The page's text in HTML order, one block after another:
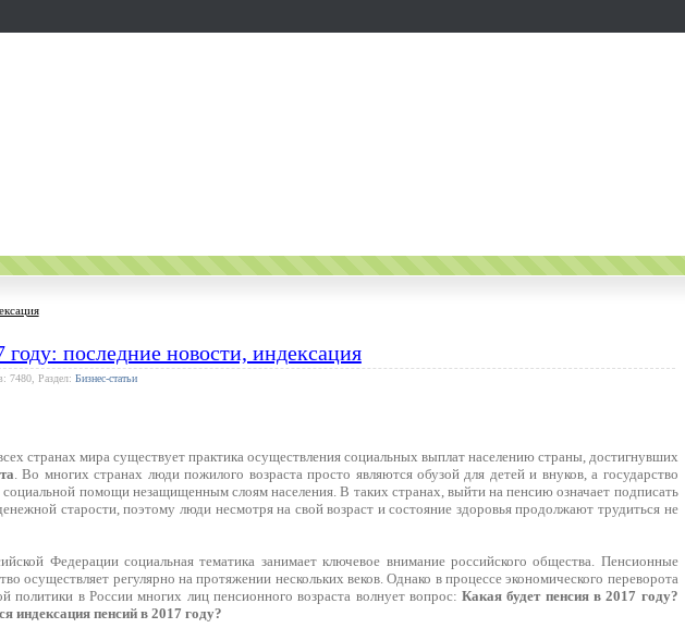
году: последние новости, индексация
7480, Раздел: Бизнес-статьи
странах мира существует практика осуществления социальных выплат населению страны, достигнувших
. Во многих странах люди пожилого возраста просто являются обузой для детей и внуков, а государство
социальной помощи незащищенным слоям населения. В таких странах, выйти на пенсию означает подписать
старости, поэтому люди несмотря на свой возраст и состояние здоровья продолжают трудиться не
Федерации социальная тематика занимает ключевое внимание российского общества. Пенсионные
осуществляет регулярно на протяжении нескольких веков. Однако в процессе экономического переворота
политики в России многих лиц пенсионного возраста волнует вопрос:Какая будет пенсия в 2017 году?
индексация пенсий в 2017 году?